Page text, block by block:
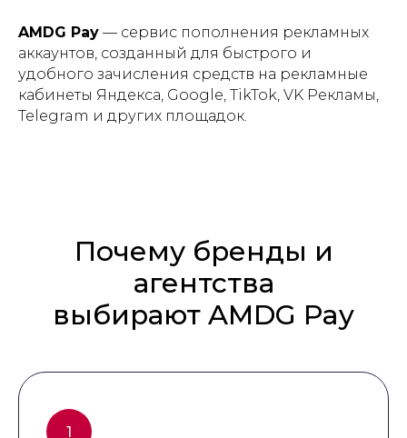
AMDG Pay — сервис пополнения рекламных
аккаунтов, созданный для быстрого и
удобного зачисления средств на рекламные
кабинеты Яндекса, Google, TikTok, VK Рекламы,
Telegram и других площадок.
Почему бренды и
агентства
выбирают AMDG Pay